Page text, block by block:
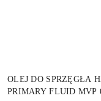
OLEJ DO SPRZĘGŁA
PRIMARY FLUID MVP